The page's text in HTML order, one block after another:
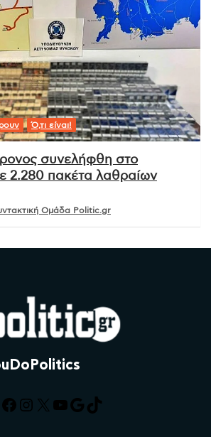
Ό,τι είναι!
συνελήφθη στο
2.280 πακέτα λαθραίων
Ομάδα Politic.gr
Facebook
Instagram
X YouTube
Google
TikTok